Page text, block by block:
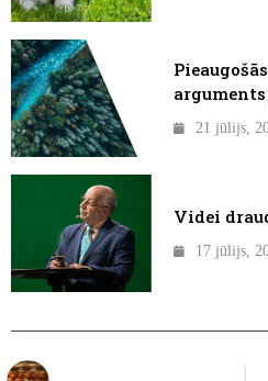
21 jūlijs,
Videi
17 jūlijs,